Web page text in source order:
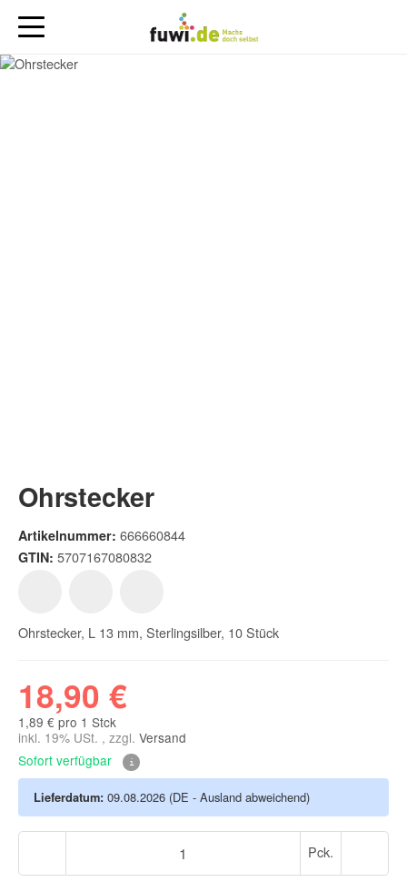
Ohrstecker
Artikelnummer: 666660844
GTIN: 5707167080832
Ohrstecker, L 13 mm, Sterlingsilber, 10 Stück
18,90 €
1,89 € pro 1 Stck
inkl. 19% USt. , zzgl. Versand
Sofort verfügbar
Lieferdatum: 09.08.2026 (DE - Ausland abweichend)
Pck.